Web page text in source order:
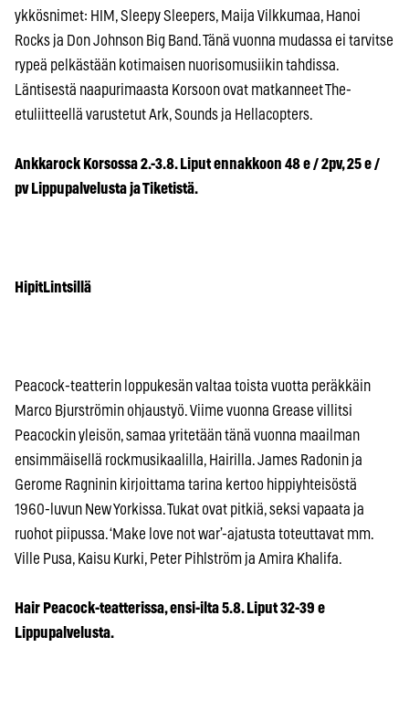
ykkösnimet: HIM, Sleepy Sleepers, Maija Vilkkumaa, Hanoi
Rocks ja Don Johnson Big Band. Tänä vuonna mudassa ei tarvitse
rypeä pelkästään kotimaisen nuorisomusiikin tahdissa.
Läntisestä naapurimaasta Korsoon ovat matkanneet The-
etuliitteellä varustetut Ark, Sounds ja Hellacopters.
Ankkarock Korsossa 2.-3.8. Liput ennakkoon 48 e / 2pv, 25 e /
pv Lippupalvelusta ja Tiketistä.
HipitLintsillä
Peacock-teatterin loppukesän valtaa toista vuotta peräkkäin
Marco Bjurströmin ohjaustyö. Viime vuonna Grease villitsi
Peacockin yleisön, samaa yritetään tänä vuonna maailman
ensimmäisellä rockmusikaalilla, Hairilla. James Radonin ja
Gerome Ragninin kirjoittama tarina kertoo hippiyhteisöstä
1960-luvun New Yorkissa. Tukat ovat pitkiä, seksi vapaata ja
ruohot piipussa. ‘Make love not war’-ajatusta toteuttavat mm.
Ville Pusa, Kaisu Kurki, Peter Pihlström ja Amira Khalifa.
Hair Peacock-teatterissa, ensi-ilta 5.8. Liput 32-39 e
Lippupalvelusta.